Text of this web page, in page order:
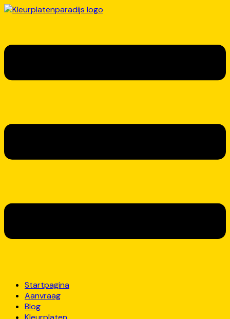
Startpagina
Aanvraag
Blog